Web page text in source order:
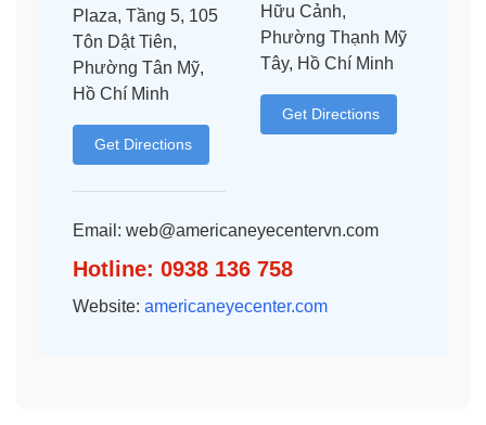
Plaza, Tầng 5, 105
Tôn Dật Tiên,
Phường Tân Mỹ,
Hồ Chí Minh
Get Directions
Hữu Cảnh,
Phường Thạnh Mỹ
Tây, Hồ Chí Minh
Get Directions
Email: web@americaneyecentervn.com
Hotline: 0938 136 758
Website: americaneyecenter.com